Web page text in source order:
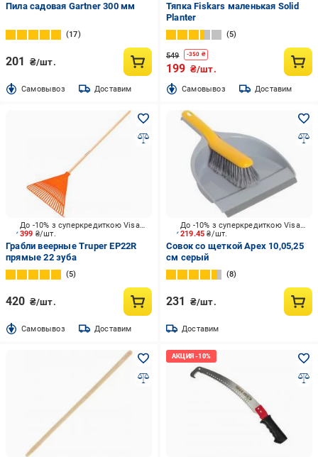
Пила садовая Gartner 300 мм
17
201 ₴/шт.
Cамовывоз Доставим
Тяпка Fiskars маленькая Solid
Planter
5
549 -350 ₴
199 ₴/шт.
Cамовывоз Доставим
399 ₴/шт.
До -10% з суперкредиткою Visa Вигода
Грабли веерные Truper EP22R
прямые 22 зуба
5
420 ₴/шт.
Cамовывоз Доставим
219.45₴/шт.
До -10% з суперкредиткою Visa Вигода
Совок со щеткой Apex 10,05,25
см серый
8
231 ₴/шт.
Доставим